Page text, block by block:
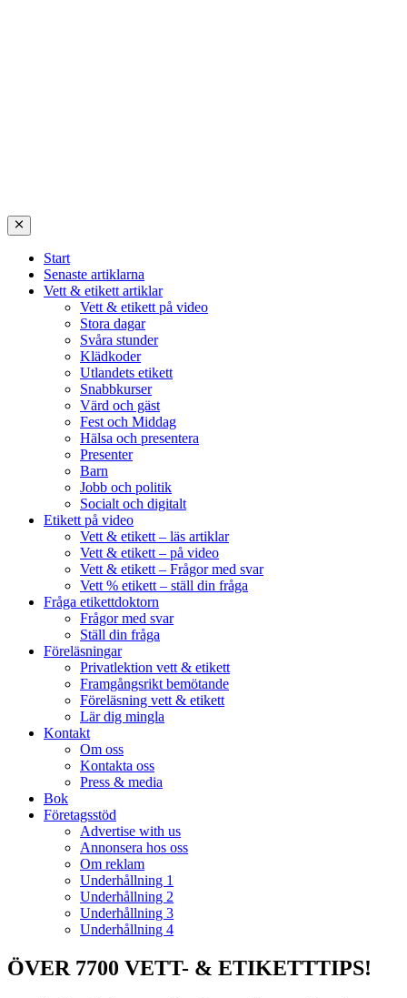
Start
Senaste artiklarna
Vett & etikett artiklar
Vett & etikett på video
Stora dagar
Svåra stunder
Klädkoder
Utlandets etikett
Snabbkurser
Värd och gäst
Fest och Middag
Hälsa och presentera
Presenter
Barn
Jobb och politik
Socialt och digitalt
Etikett på video
Vett & etikett – läs artiklar
Vett & etikett – på video
Vett & etikett – Frågor med svar
Vett % etikett – ställ din fråga
Fråga etikettdoktorn
Frågor med svar
Ställ din fråga
Föreläsningar
Privatlektion vett & etikett
Framgångsrikt bemötande
Föreläsning vett & etikett
Lär dig mingla
Kontakt
Om oss
Kontakta oss
Press & media
Bok
Företagsstöd
Advertise with us
Annonsera hos oss
Om reklam
Underhållning 1
Underhållning 2
Underhållning 3
Underhållning 4
ÖVER 7700 VETT- & ETIKETTTIPS!